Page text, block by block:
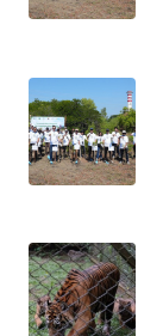
Informasi
INDEKS
BERITA
KONTAK
KAMI